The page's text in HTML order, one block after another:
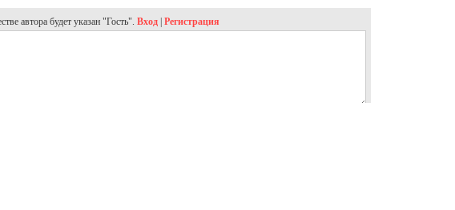
автора будет указан "Гость". Вход | Регистрация